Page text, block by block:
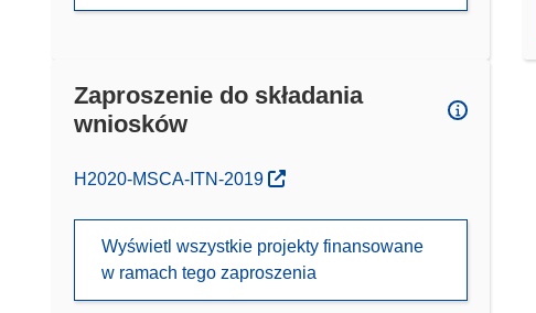
Zaproszenie do składania
wniosków
(odnośnik otworzy się w nowym oknie)
H2020-MSCA-ITN-2019
Wyświetl wszystkie projekty finansowane
w ramach tego zaproszenia